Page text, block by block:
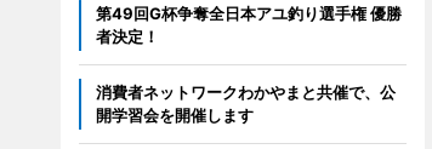
第49回G杯争奪全日本アユ釣り選手権 優勝
者決定！
消費者ネットワークわかやまと共催で、公
開学習会を開催します